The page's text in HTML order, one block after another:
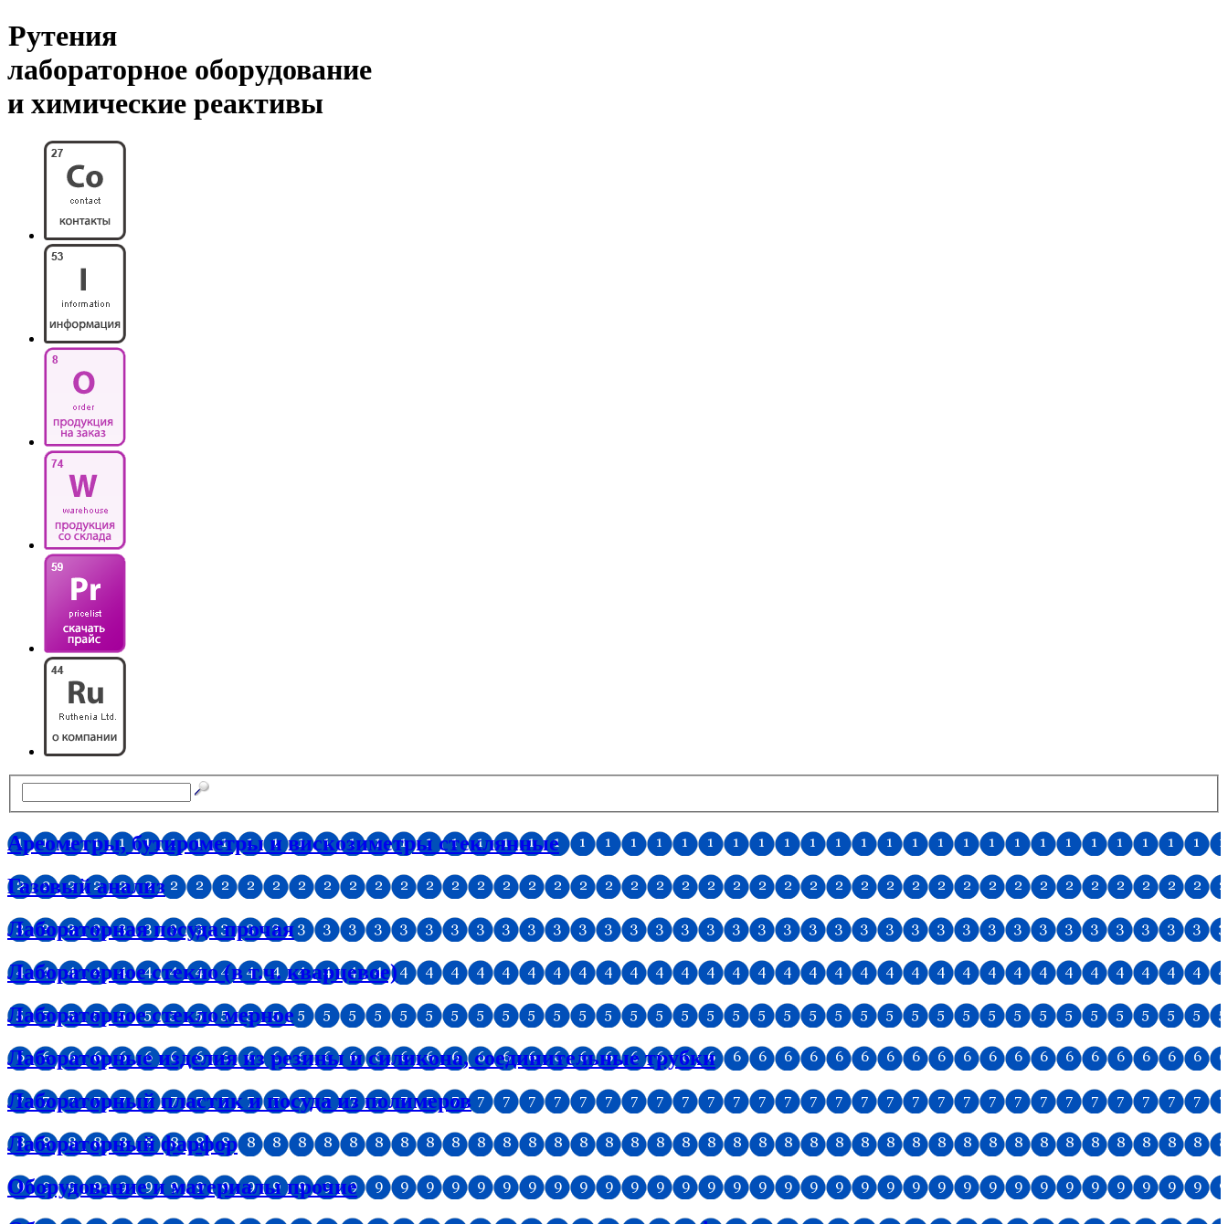
Рутения
лабораторное оборудование
и химические реактивы
Ареометры, бутирометры и вискозиметры стеклянные
Газовый анализ
Лабораторная посуда прочая
Лабораторное стекло (в т.ч. кварцевое)
Лабораторное стекло мерное
Лабораторные изделия из резины и силикона, соединительные трубки
Лабораторный пластик и посуда из полимеров
Лабораторный фарфор
Оборудование и материалы прочие